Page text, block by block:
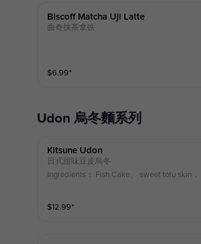
Biscoff Matcha Uji Latte
曲奇抹茶拿铁
$6.99⁺
Udon 烏冬麵系列
Kitsune Udon
日式甜味豆皮烏冬
Ingredients： Fish Cake、 sweet tofu skin
$12.99⁺